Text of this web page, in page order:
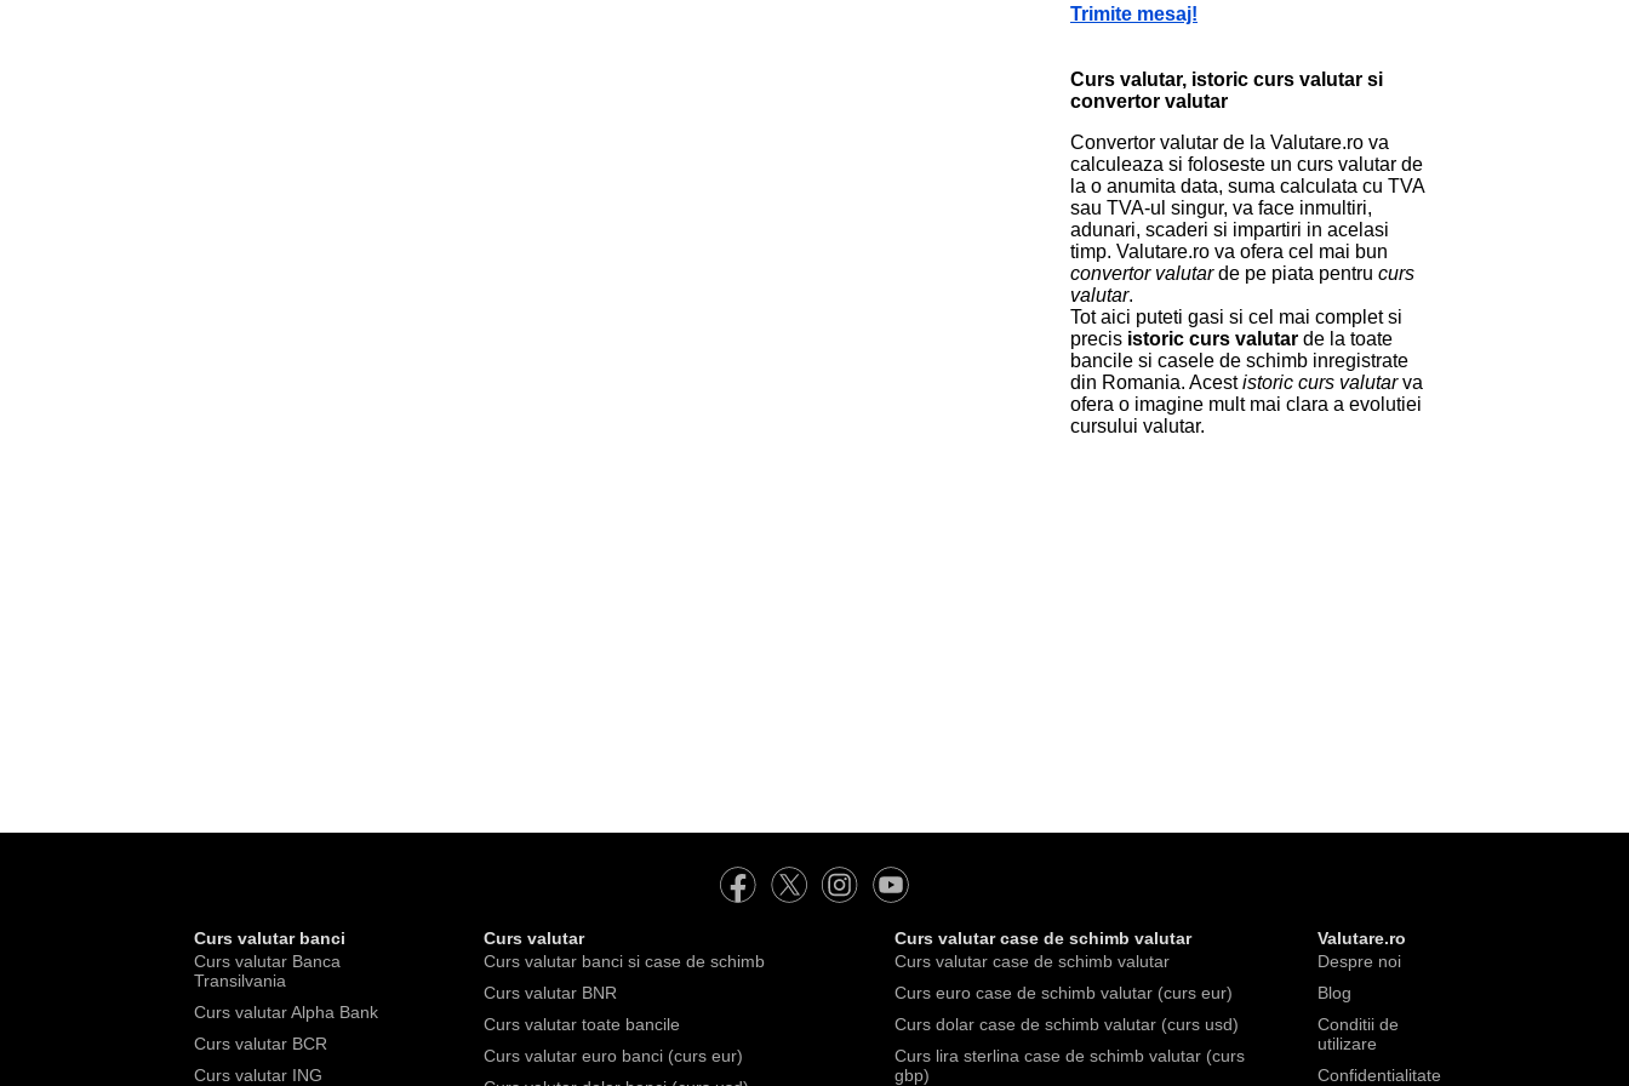
Trimite mesaj!
Curs valutar, istoric curs valutar si
convertor valutar
Convertor valutar de la Valutare.ro va
calculeaza si foloseste un curs valutar de
la o anumita data, suma calculata cu TVA
sau TVA-ul singur, va face inmultiri,
adunari, scaderi si impartiri in acelasi
timp. Valutare.ro va ofera cel mai bun
convertor valutarde pe piata pentru curs
valutar.
Tot aici puteti gasi si cel mai complet si
precis istoric curs valutar de la toate
bancile si casele de schimb inregistrate
din Romania. Acestistoric curs valutarva
ofera o imagine mult mai clara a evolutiei
cursului valutar.
Curs valutar banci
Curs valutar Banca
Transilvania
Curs valutar Alpha Bank
Curs valutar BCR
Curs valutar ING
Curs valutar
Curs valutar banci si case de schimb
Curs valutar BNR
Curs valutar toate bancile
Curs valutar euro banci (curs eur)
Curs valutar case de schimb valutar
Curs valutar case de schimb valutar
Curs euro case de schimb valutar (curs eur)
Curs dolar case de schimb valutar (curs usd)
Curs lira sterlina case de schimb valutar (curs
gbp)
Valutare.ro
Despre noi
Blog
Conditii de
utilizare
Confidentialitate